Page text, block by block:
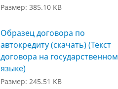
Размер: 385.10 KB
Образец договора по
автокредиту (скачать) (Текст
договора на государственном
языке)
Размер: 245.51 KB